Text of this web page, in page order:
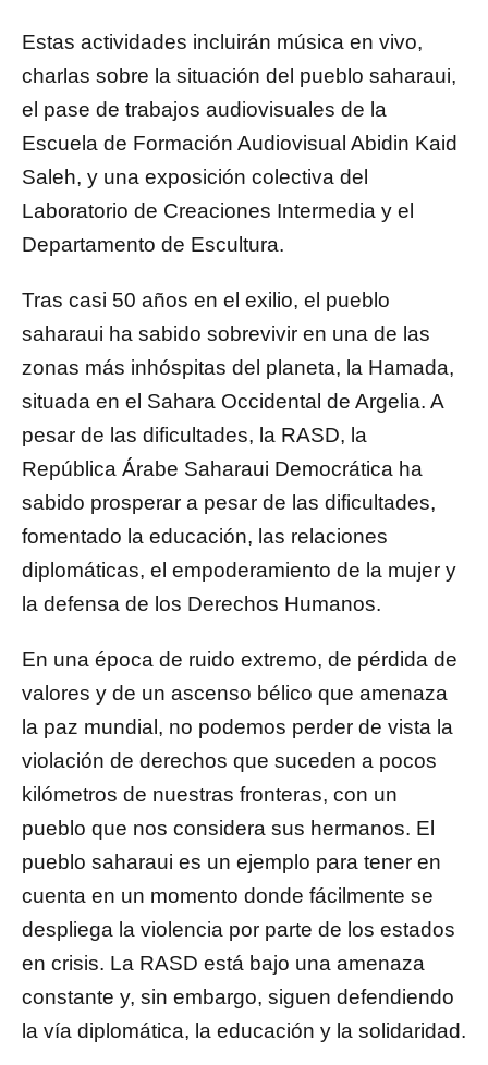
Estas actividades incluirán música en vivo,
charlas sobre la situación del pueblo saharaui,
el pase de trabajos audiovisuales de la
Escuela de Formación Audiovisual Abidin Kaid
Saleh, y una exposición colectiva del
Laboratorio de Creaciones Intermedia y el
Departamento de Escultura.
Tras casi 50 años en el exilio, el pueblo
saharaui ha sabido sobrevivir en una de las
zonas más inhóspitas del planeta, la Hamada,
situada en el Sahara Occidental de Argelia. A
pesar de las dificultades, la RASD, la
República Árabe Saharaui Democrática ha
sabido prosperar a pesar de las dificultades,
fomentado la educación, las relaciones
diplomáticas, el empoderamiento de la mujer y
la defensa de los Derechos Humanos.
En una época de ruido extremo, de pérdida de
valores y de un ascenso bélico que amenaza
la paz mundial, no podemos perder de vista la
violación de derechos que suceden a pocos
kilómetros de nuestras fronteras, con un
pueblo que nos considera sus hermanos. El
pueblo saharaui es un ejemplo para tener en
cuenta en un momento donde fácilmente se
despliega la violencia por parte de los estados
en crisis. La RASD está bajo una amenaza
constante y, sin embargo, siguen defendiendo
la vía diplomática, la educación y la solidaridad.